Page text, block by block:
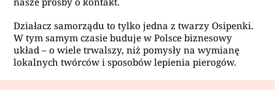
Działacz samorządu to tylko jedna z twarzy Osipenki.
W tym samym czasie buduje w Polsce biznesowy
układ – o wiele trwalszy, niż pomysły na wymianę
lokalnych twórców i sposobów lepienia pierogów.